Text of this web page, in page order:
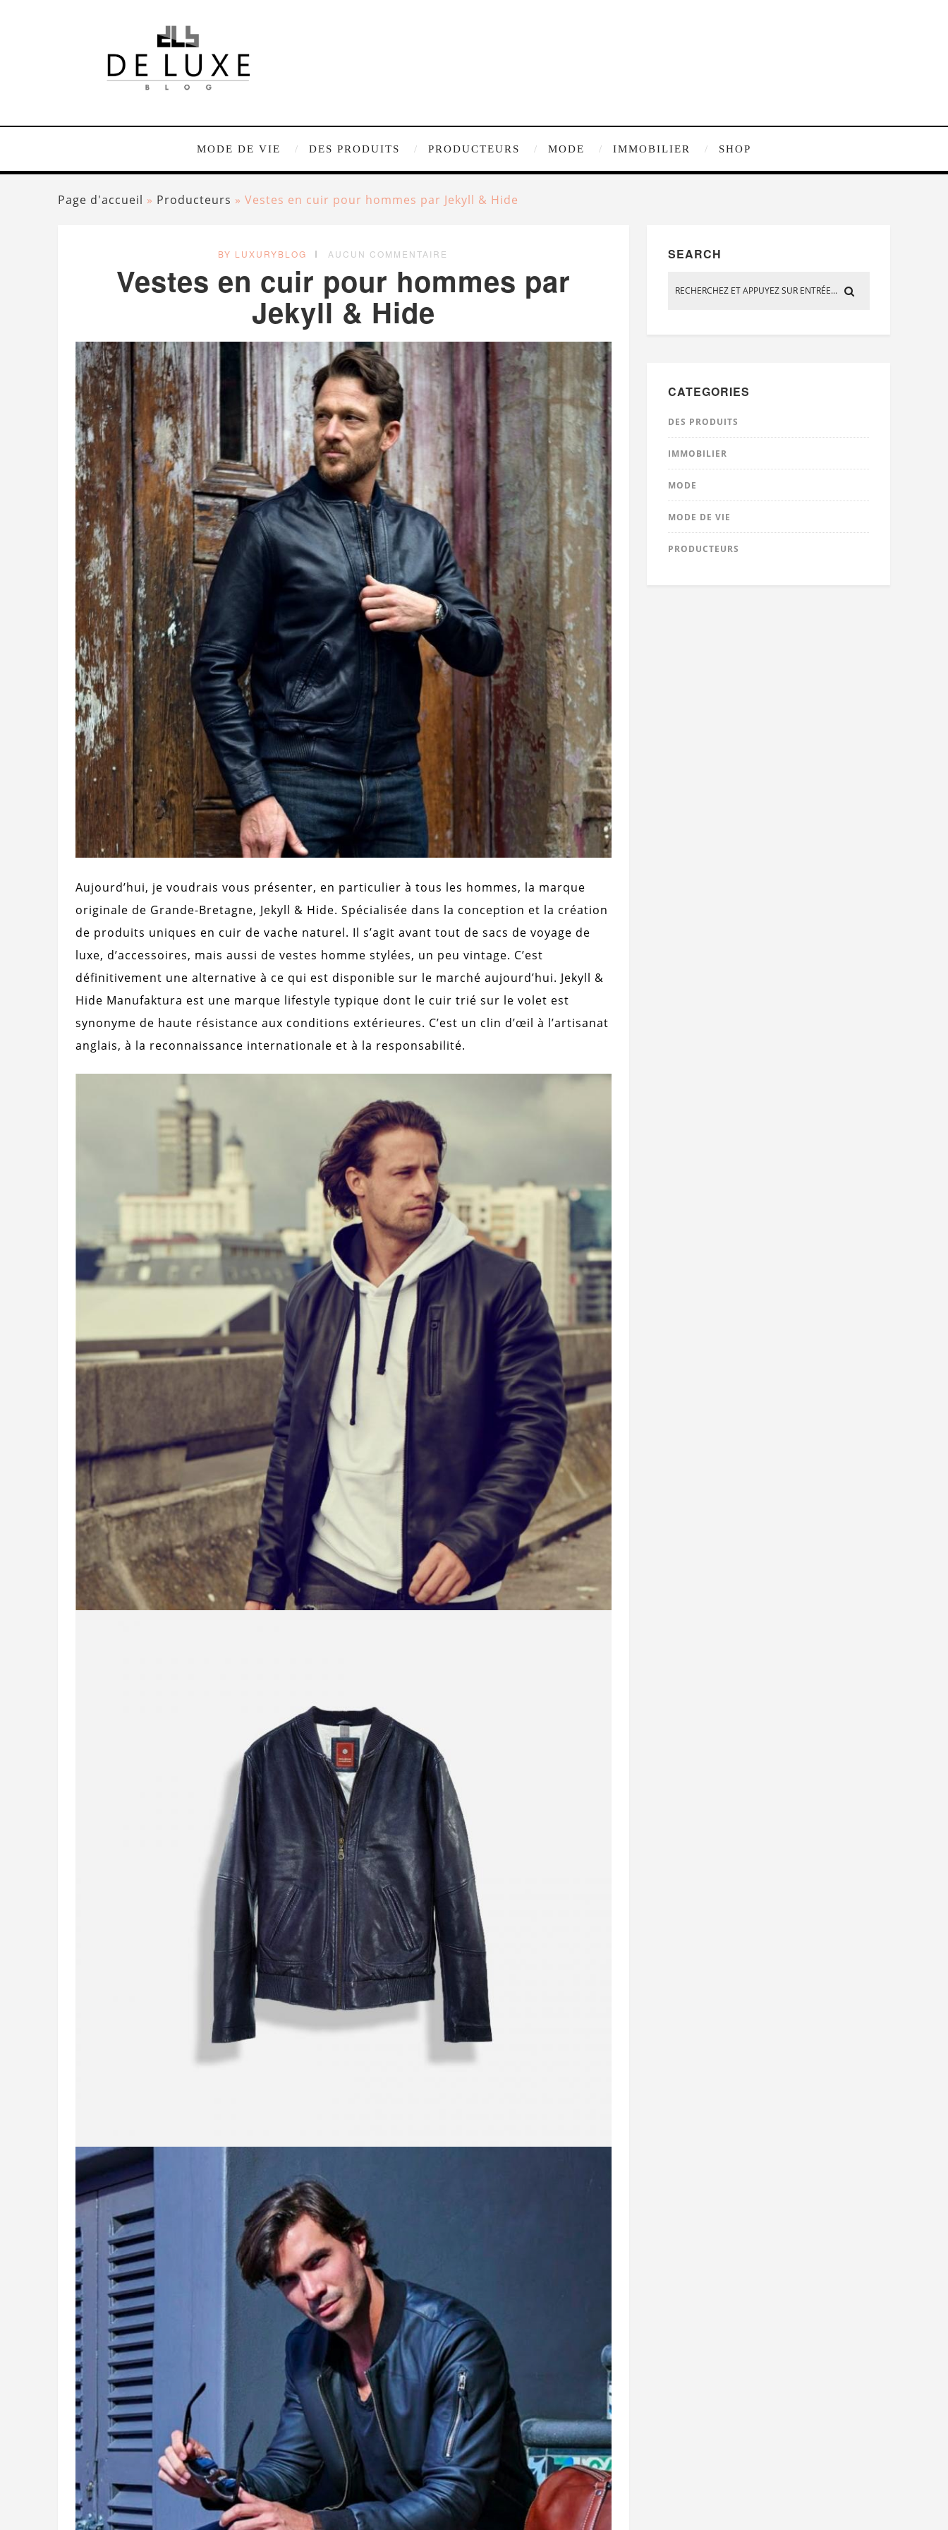
MODE DE VIE DES PRODUITS PRODUCTEURS MODE IMMOBILIER SHOP
Page d'accueil » Producteurs » Vestes en cuir pour hommes par Jekyll & Hide
BY LUXURYBLOG AUCUN COMMENTAIRE
Vestes en cuir pour hommes par
Jekyll & Hide
Aujourd’hui, je voudrais vous présenter, en particulier à tous les hommes, la marque
originale de Grande-Bretagne, Jekyll & Hide. Spécialisée dans la conception et la création
de produits uniques en cuir de vache naturel. Il s’agit avant tout de sacs de voyage de
luxe, d’accessoires, mais aussi de vestes homme stylées, un peu vintage. C’est
définitivement une alternative à ce qui est disponible sur le marché aujourd’hui. Jekyll &
Hide Manufaktura est une marque lifestyle typique dont le cuir trié sur le volet est
synonyme de haute résistance aux conditions extérieures. C’est un clin d’œil à l’artisanat
anglais, à la reconnaissance internationale et à la responsabilité.
SEARCH
CATEGORIES
DES PRODUITS
IMMOBILIER
MODE
MODE DE VIE
PRODUCTEURS